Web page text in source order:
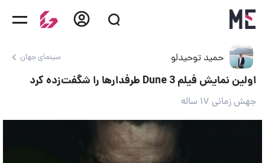
حمید توحیدلو سینمای جهان
اولین نمایش فیلم Dune 3 طرفدارها را شگفت‌زده کرد
جهش زمانی ۱۷ ساله